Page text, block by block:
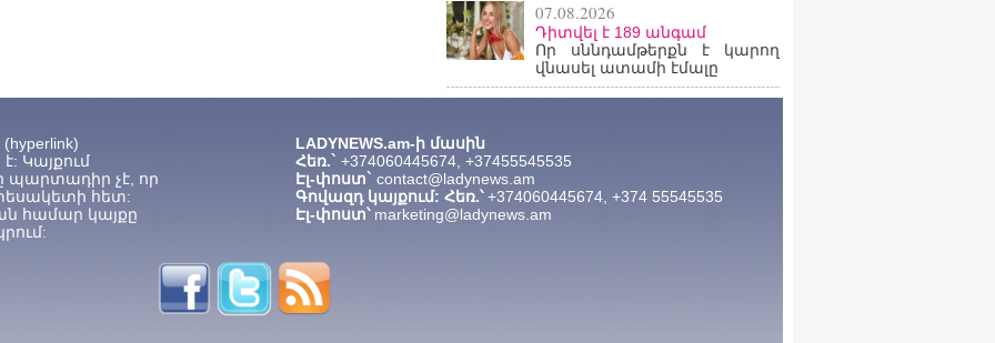
07.08.2026
Դիտվել է 189 անգամ
Որ սննդամթերքն է կարող
վնասել ատամի էմալը
Կայքում
չէ, որ
հետ:
համար կայքը
LADYNEWS.am-ի մասին
Հեռ.` +374060445674, +37455545535
Էլ-փոստ` contact@ladynews.am
Գովազդ կայքում: Հեռ.՝+374060445674, +374 55545535
Էլ-փոստ՝ marketing@ladynews.am